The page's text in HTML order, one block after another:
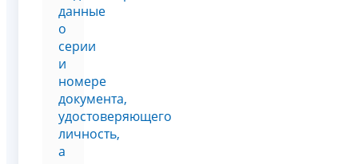
данные
о
серии
и
номере
документа,
удостоверяющего
личность,
а